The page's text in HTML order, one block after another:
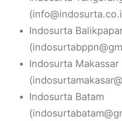
Indosurta
Indosurta Makassar
Indosurta Batam